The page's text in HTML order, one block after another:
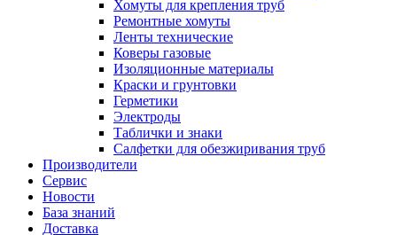
Хомуты для крепления труб
Ремонтные хомуты
Ленты технические
Коверы газовые
Изоляционные материалы
Краски и грунтовки
Герметики
Электроды
Таблички и знаки
Салфетки для обезжиривания труб
Производители
Сервис
Новости
База знаний
Доставка